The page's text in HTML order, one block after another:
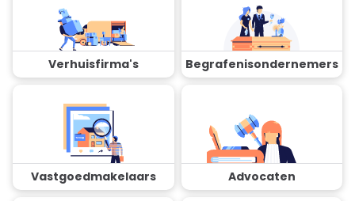
Verhuisfirma's Begrafenisondernemers
Vastgoedmakelaars Advocaten